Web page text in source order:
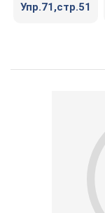
Упр.71,стр.51